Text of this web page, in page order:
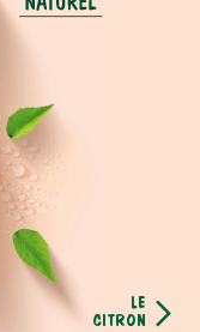
LE
CITRON